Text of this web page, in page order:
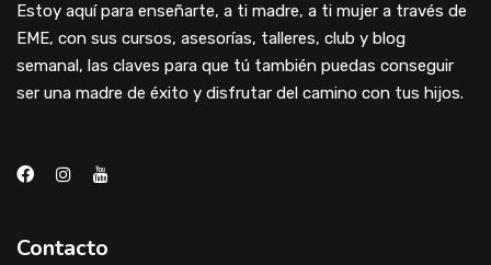
Estoy aquí para enseñarte, a ti madre, a ti mujer a través de
EME, con sus cursos, asesorías, talleres, club y blog
semanal, las claves para que tú también puedas conseguir
ser una madre de éxito y disfrutar del camino con tus hijos.
Contacto